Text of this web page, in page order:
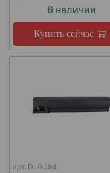
В наличии
Купить сейчас
арт. DLG094